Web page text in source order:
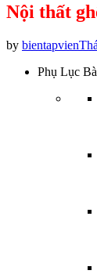
Nội thất
by bientapvien
Phụ Lục